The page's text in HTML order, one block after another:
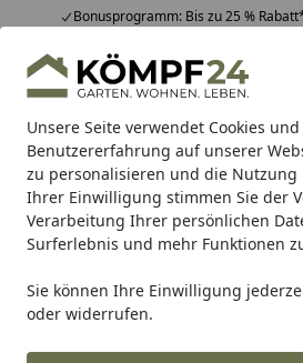
Unsere Seite verwendet Cookies
Benutzererfahrung auf unserer
zu personalisieren und die
Ihrer Einwilligung stimmen Sie der
Verarbeitung Ihrer persönlichen
Surferlebnis und mehr Funktionen
Sie können Ihre Einwilligung
oder widerrufen.
Bonusprogramm: Bis zu 25 %
Hotline07051 / 9 22 22
Mo-Fr. 8-16 Uhr 25.957
Alle Produkte
Alle ProdukteHighlights
Vicma Bremshebel
Dein